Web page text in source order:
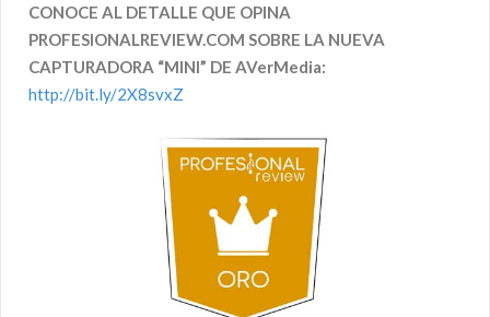
CONOCE AL DETALLE QUE OPINA
PROFESIONALREVIEW.COM SOBRE LA NUEVA
CAPTURADORA “MINI” DE AVerMedia:
http://bit.ly/2X8svxZ